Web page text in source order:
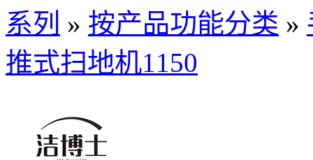
系列 » 按产品功能分类 »
推式扫地机1150